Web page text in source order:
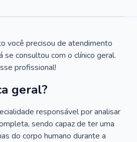
você precisou de atendimento
se consultou com o clínico geral.
profissional!
geral?
responsável por analisar
sendo capaz de ter uma
do corpo humano durante a